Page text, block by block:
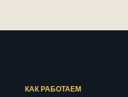
КАК РАБОТАЕМ